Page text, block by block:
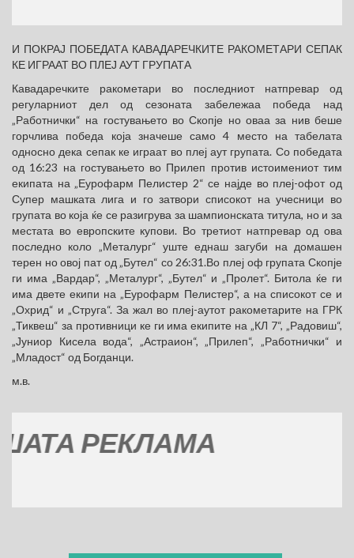
И ПОКРАЈ ПОБЕДАТА КАВАДАРЕЧКИТЕ РАКОМЕТАРИ СЕПАК
КЕ ИГРААТ ВО ПЛЕЈ АУТ ГРУПАТА
Кавадаречките ракометари во последниот натпревар од
регуларниот дел од сезоната забележаа победа над
„Работнички“ на гостувањето во Скопје но оваа за нив беше
горчлива победа која значеше само 4 место на табелата
односно дека сепак ке играат во плеј аут групата. Со победата
од 16:23 на гостувањето во Прилеп против истоимениот тим
екипата на „Еурофарм Пелистер 2“ се најде во плеј-офот од
Супер машката лига и го затвори списокот на учесници во
групата во која ќе се разигрува за шампионската титула, но и за
местата во европските купови. Во третиот натпревар од ова
последно коло „Металург“ уште еднаш загуби на домашен
терен но овој пат од „Бутел“ со 26:31.Во плеј оф групата Скопје
ги има „Вардар“, „Металург“, „Бутел“ и „Пролет“. Битола ќе ги
има двете екипи на „Еурофарм Пелистер“, а на списокот се и
„Охрид“ и „Струга“. За жал во плеј-аутот ракометарите на ГРК
„Тиквеш“ за противници ке ги има екипите на „КЛ 7“, „Радовиш“,
„Јуниор Кисела вода“, „Астраион“, „Прилеп“, „Работнички“ и
„Младост“ од Богданци.
м.в.
РЕКЛАМА